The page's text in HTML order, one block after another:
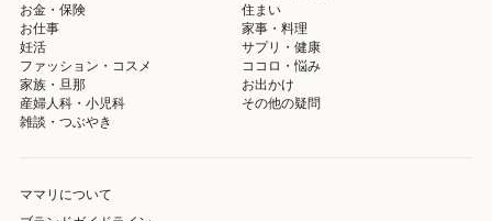
お金・保険
住まい
お仕事
家事・料理
妊活
サプリ・健康
ファッション・コスメ
ココロ・悩み
家族・旦那
お出かけ
産婦人科・小児科
その他の疑問
雑談・つぶやき
ママリについて